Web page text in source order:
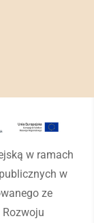
w ramach
w
ze